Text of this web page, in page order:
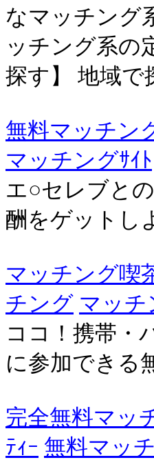
なマッチング
ッチング系の
探す】 地域で
無料マッチン
マッチングｻｲﾄ
エ○セレブと
酬をゲットし
マッチング喫
チング マッチ
ココ！携帯・
に参加できる
完全無料マッ
ﾃｨｰ 無料マッ